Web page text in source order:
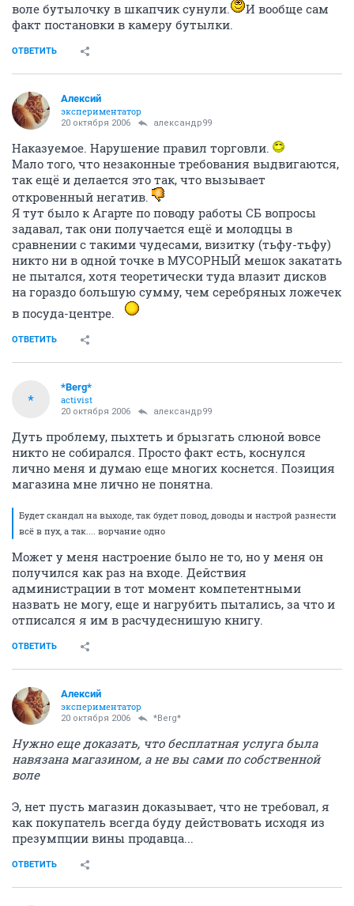
воле бутылочку в шкапчик сунули.
И вообще сам
факт постановки в камеру бутылки.
ОТВЕТИТЬ
Алексий
экспериментатор
20 октября 2006 александр99
Наказуемое. Нарушение правил торговли.
Мало того, что незаконные требования выдвигаются,
так ещё и делается это так, что вызывает
откровенный негатив.
Я тут было к Агарте по поводу работы СБ вопросы
задавал, так они получается ещё и молодцы в
сравнении с такими чудесами, визитку (тьфу-тьфу)
никто ни в одной точке в МУСОРНЫЙ мешок закатать
не пытался, хотя теоретически туда влазит дисков
на гораздо большую сумму, чем серебряных ложечек
в посуда-центре.
ОТВЕТИТЬ
*
*Berg*
activist
20 октября 2006 александр99
Дуть проблему, пыхтеть и брызгать слюной вовсе
никто не собирался. Просто факт есть, коснулся
лично меня и думаю еще многих коснется. Позиция
магазина мне лично не понятна.
Будет скандал на выходе, так будет повод, доводы и настрой разнести
всё в пух, а так.... ворчание одно
Может у меня настроение было не то, но у меня он
получился как раз на входе. Действия
администрации в тот момент компетентными
назвать не могу, еще и нагрубить пытались, за что и
отписался я им в расчудеснишую книгу.
ОТВЕТИТЬ
Алексий
экспериментатор
20 октября 2006 *Berg*
Нужно еще доказать, что бесплатная услуга была
навязана магазином, а не вы сами по собственной
воле
Э, нет пусть магазин доказывает, что не требовал, я
как покупатель всегда буду действовать исходя из
презумпции вины продавца...
ОТВЕТИТЬ